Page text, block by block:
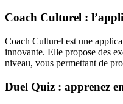
Coach Culturel :
Coach Culturel est une
innovante. Elle propose des
niveau, vous permettant de
Duel Quiz : apprenez